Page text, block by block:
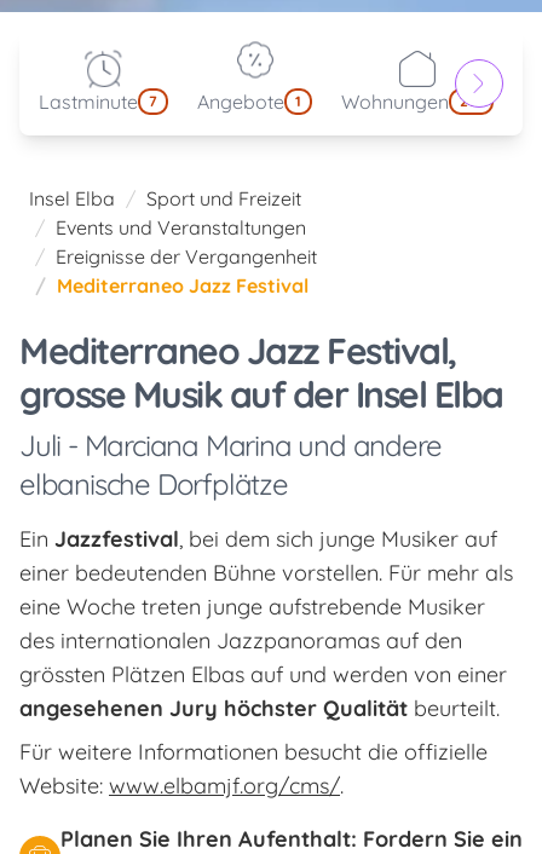
Lastminute 7 Angebote 1 Wohnungen 214
Insel Elba
Sport und Freizeit
Events und Veranstaltungen
Ereignisse der Vergangenheit
Mediterraneo Jazz Festival
Mediterraneo Jazz Festival,
grosse Musik auf der Insel Elba
Juli - Marciana Marina und andere
elbanische Dorfplätze
Ein Jazzfestival, bei dem sich junge Musiker auf
einer bedeutenden Bühne vorstellen. Für mehr als
eine Woche treten junge aufstrebende Musiker
des internationalen Jazzpanoramas auf den
grössten Plätzen Elbas auf und werden von einer
angesehenen Jury höchster Qualität beurteilt.
Für weitere Informationen besucht die offizielle
Website: www.elbamjf.org/cms/.
Planen Sie Ihren Aufenthalt: Fordern Sie ein